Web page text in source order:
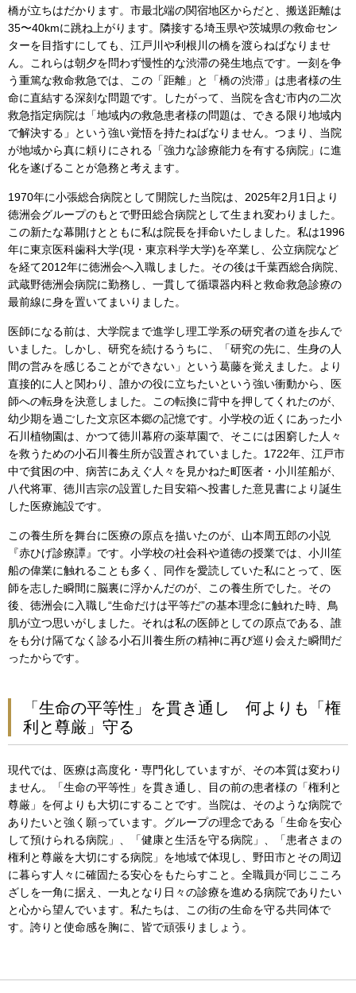
橋が立ちはだかります。市最北端の関宿地区からだと、搬送距離は
35〜40kmに跳ね上がります。隣接する埼玉県や茨城県の救命セン
ターを目指すにしても、江戸川や利根川の橋を渡らねばなりませ
ん。これらは朝夕を問わず慢性的な渋滞の発生地点です。一刻を争
う重篤な救命救急では、この「距離」と「橋の渋滞」は患者様の生
命に直結する深刻な問題です。したがって、当院を含む市内の二次
救急指定病院は「地域内の救急患者様の問題は、できる限り地域内
で解決する」という強い覚悟を持たねばなりません。つまり、当院
が地域から真に頼りにされる「強力な診療能力を有する病院」に進
化を遂げることが急務と考えます。
1970年に小張総合病院として開院した当院は、2025年2月1日より
徳洲会グループのもとで野田総合病院として生まれ変わりました。
この新たな幕開けとともに私は院長を拝命いたしました。私は1996
年に東京医科歯科大学(現・東京科学大学)を卒業し、公立病院など
を経て2012年に徳洲会へ入職しました。その後は千葉西総合病院、
武蔵野徳洲会病院に勤務し、一貫して循環器内科と救命救急診療の
最前線に身を置いてまいりました。
医師になる前は、大学院まで進学し理工学系の研究者の道を歩んで
いました。しかし、研究を続けるうちに、「研究の先に、生身の人
間の営みを感じることができない」という葛藤を覚えました。より
直接的に人と関わり、誰かの役に立ちたいという強い衝動から、医
師への転身を決意しました。この転換に背中を押してくれたのが、
幼少期を過ごした文京区本郷の記憶です。小学校の近くにあった小
石川植物園は、かつて徳川幕府の薬草園で、そこには困窮した人々
を救うための小石川養生所が設置されていました。1722年、江戸市
中で貧困の中、病苦にあえぐ人々を見かねた町医者・小川笙船が、
八代将軍、徳川吉宗の設置した目安箱へ投書した意見書により誕生
した医療施設です。
この養生所を舞台に医療の原点を描いたのが、山本周五郎の小説
『赤ひげ診療譚』です。小学校の社会科や道徳の授業では、小川笙
船の偉業に触れることも多く、同作を愛読していた私にとって、医
師を志した瞬間に脳裏に浮かんだのが、この養生所でした。その
後、徳洲会に入職し“生命だけは平等だ”の基本理念に触れた時、鳥
肌が立つ思いがしました。それは私の医師としての原点である、誰
をも分け隔てなく診る小石川養生所の精神に再び巡り会えた瞬間だ
ったからです。
「生命の平等性」を貫き通し 何よりも「権
利と尊厳」守る
現代では、医療は高度化・専門化していますが、その本質は変わり
ません。「生命の平等性」を貫き通し、目の前の患者様の「権利と
尊厳」を何よりも大切にすることです。当院は、そのような病院で
ありたいと強く願っています。グループの理念である「生命を安心
して預けられる病院」、「健康と生活を守る病院」、「患者さまの
権利と尊厳を大切にする病院」を地域で体現し、野田市とその周辺
に暮らす人々に確固たる安心をもたらすこと。全職員が同じこころ
ざしを一角に据え、一丸となり日々の診療を進める病院でありたい
と心から望んでいます。私たちは、この街の生命を守る共同体で
す。誇りと使命感を胸に、皆で頑張りましょう。